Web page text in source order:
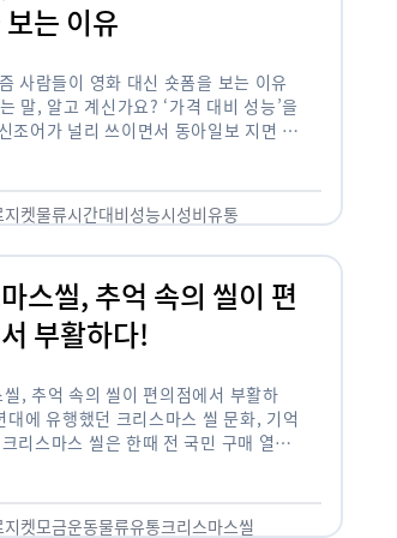
는 이유
사람들이 영화 대신 숏폼을 보는 이유
말, 알고 계신가요? ‘가격 대비 성능’을
조어가 널리 쓰이면서 동아일보 지면 기
지켓물류시간대비성능시성비유통
스씰, 추억 속의 씰이 편
부활하다!
, 추억 속의 씰이 편의점에서 부활하
에 유행했던 크리스마스 씰 문화, 기억
리스마스 씰은 한때 전 국민 구매 열풍
지켓모금운동물류유통크리스마스씰